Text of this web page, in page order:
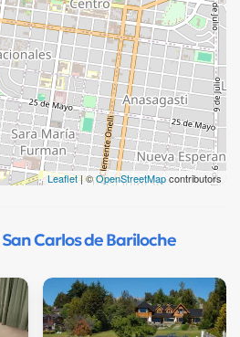
Leaflet| ©OpenStreetMapcontributors
Carlos de Bariloche